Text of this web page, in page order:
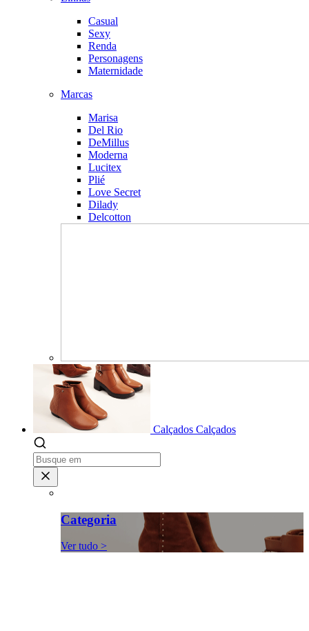
Casual
Sexy
Renda
Personagens
Maternidade
Marcas
Marisa
Del Rio
DeMillus
Moderna
Lucitex
Plié
Love Secret
Dilady
Delcotton
Calçados Calçados
Categoria
Ver tudo >